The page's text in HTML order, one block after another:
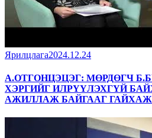
Ярилцлага2024.12.24
А.ОТГОНЦЭЦЭГ: МӨРДӨГЧ
ХЭРГИЙГ ИЛРҮҮЛЭХГҮЙ
АЖИЛЛАЖ БАЙГААГ